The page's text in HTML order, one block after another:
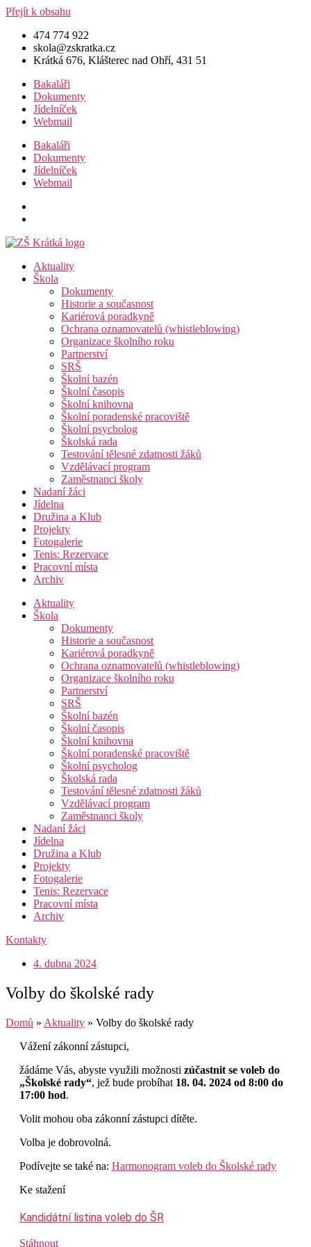
Přejít k obsahu
474 774 922
skola@zskratka.cz
Krátká 676, Klášterec nad Ohří, 431 51
Bakaláři
Dokumenty
Jídelníček
Webmail
Bakaláři
Dokumenty
Jídelníček
Webmail
Aktuality
Škola
Dokumenty
Historie a současnost
Kariérová poradkyně
Ochrana oznamovatelů (whistleblowing)
Organizace školního roku
Partnerství
SRŠ
Školní bazén
Školní časopis
Školní knihovna
Školní poradenské pracoviště
Školní psycholog
Školská rada
Testování tělesné zdatnosti žáků
Vzdělávací program
Zaměstnanci školy
Nadaní žáci
Jídelna
Družina a Klub
Projekty
Fotogalerie
Tenis: Rezervace
Pracovní místa
Archiv
Aktuality
Škola
Dokumenty
Historie a současnost
Kariérová poradkyně
Ochrana oznamovatelů (whistleblowing)
Organizace školního roku
Partnerství
SRŠ
Školní bazén
Školní časopis
Školní knihovna
Školní poradenské pracoviště
Školní psycholog
Školská rada
Testování tělesné zdatnosti žáků
Vzdělávací program
Zaměstnanci školy
Nadaní žáci
Jídelna
Družina a Klub
Projekty
Fotogalerie
Tenis: Rezervace
Pracovní místa
Archiv
Kontakty
4. dubna 2024
Volby do školské rady
Domů » Aktuality » Volby do školské rady
Vážení zákonní zástupci,
žádáme Vás, abyste využili možnosti zúčastnit se voleb do
„Školské rady“, jež bude probíhat 18. 04. 2024 od 8:00 do
17:00 hod.
Volit mohou oba zákonní zástupci dítěte.
Volba je dobrovolná.
Podívejte se také na: Harmonogram voleb do Školské rady
Ke stažení
Kandidátní listina voleb do ŠR
Stáhnout